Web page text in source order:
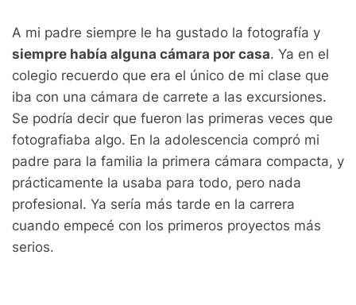
A mi padre siempre le ha gustado la fotografía y
siempre había alguna cámara por casa. Ya en el
colegio recuerdo que era el único de mi clase que
iba con una cámara de carrete a las excursiones.
Se podría decir que fueron las primeras veces que
fotografiaba algo. En la adolescencia compró mi
padre para la familia la primera cámara compacta, y
prácticamente la usaba para todo, pero nada
profesional. Ya sería más tarde en la carrera
cuando empecé con los primeros proyectos más
serios.